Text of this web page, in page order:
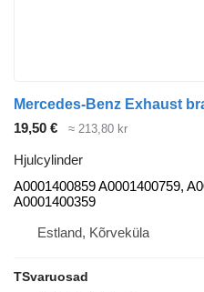
19,50 € ≈ 213,80 kr
Hjulcylinder
A0001400859 A0001400759,
A0001400359
Estland, Kõrveküla
TSvaruosad